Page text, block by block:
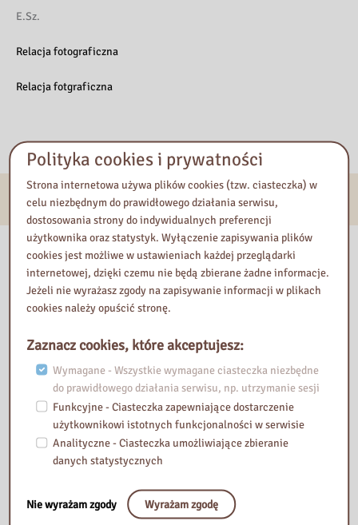
E.Sz.
Relacja fotograficzna
Relacja fotgraficzna
E-usługi
Nasza biblioteka
Polityka cookies i prywatności
Strona internetowa używa plików cookies (tzw. ciasteczka) w
celu niezbędnym do prawidłowego działania serwisu,
dostosowania strony do indywidualnych preferencji
użytkownika oraz statystyk. Wyłączenie zapisywania plików
cookies jest możliwe w ustawieniach każdej przeglądarki
internetowej, dzięki czemu nie będą zbierane żadne informacje.
Jeżeli nie wyrażasz zgody na zapisywanie informacji w plikach
cookies należy opuścić stronę.
Zaznacz cookies, które akceptujesz:
Wymagane - Wszystkie wymagane ciasteczka niezbędne
do prawidłowego działania serwisu, np. utrzymanie sesji
Funkcyjne - Ciasteczka zapewniające dostarczenie
użytkownikowi istotnych funkcjonalności w serwisie
Analityczne - Ciasteczka umożliwiające zbieranie
danych statystycznych
Nie wyrażam zgody Wyrażam zgodę